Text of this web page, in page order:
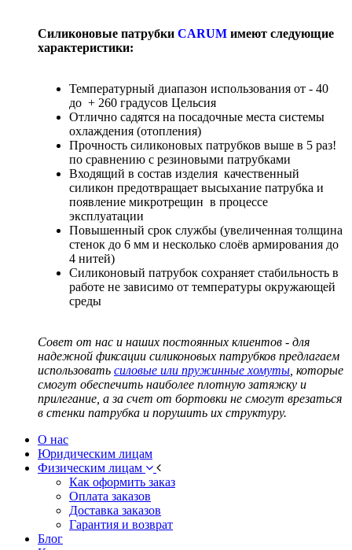
Силиконовые патрубки CARUM имеют следующие
характеристики:
Температурный диапазон использования от - 40
до + 260 градусов Цельсия
Отлично садятся на посадочные места системы
охлаждения (отопления)
Прочность силиконовых патрубков выше в 5 раз!
по сравнению с резиновыми патрубками
Входящий в состав изделия качественный
силикон предотвращает высыхание патрубка и
появление микротрещин в процессе
эксплуатации
Повышенный срок службы (увеличенная толщина
стенок до 6 мм и несколько слоёв армирования до
4 нитей)
Силиконовый патрубок сохраняет стабильность в
работе не зависимо от температуры окружающей
среды
Совет от нас и наших постоянных клиентов - для
надежной фиксации силиконовых патрубков предлагаем
использовать силовые или пружинные хомуты , которые
смогут обеспечить наиболее плотную затяжку и
прилегание, а за счет от бортовки не смогут врезаться
в стенки патрубка и порушить их структуру.
О нас
Юридическим лицам
Физическим лицам
Как оформить заказ
Оплата заказов
Доставка заказов
Гарантия и возврат
Блог